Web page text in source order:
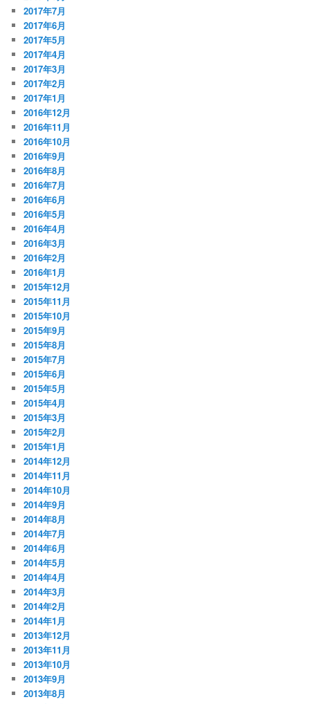
2017年7月
2017年6月
2017年5月
2017年4月
2017年3月
2017年2月
2017年1月
2016年12月
2016年11月
2016年10月
2016年9月
2016年8月
2016年7月
2016年6月
2016年5月
2016年4月
2016年3月
2016年2月
2016年1月
2015年12月
2015年11月
2015年10月
2015年9月
2015年8月
2015年7月
2015年6月
2015年5月
2015年4月
2015年3月
2015年2月
2015年1月
2014年12月
2014年11月
2014年10月
2014年9月
2014年8月
2014年7月
2014年6月
2014年5月
2014年4月
2014年3月
2014年2月
2014年1月
2013年12月
2013年11月
2013年10月
2013年9月
2013年8月